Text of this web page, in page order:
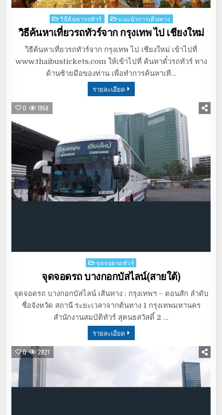
Posted
in
วิธีค้นหารถทัวร์ แนะนำการเดินทาง
วิธีค้นหาเที่ยวรถทัวร์จาก กรุงเทพ ไป เชียงใหม่
วิธีค้นหาเที่ยวรถทัวร์จาก กรุงเทพ ไป เชียงใหม่ เข้าไปที่
www.thaibustickets.com ให้เข้าไปที่ ค้นหาตั๋วรถทัวร์ ทาง
ด้านซ้ายมือของท่าน เพื่อทำการค้นหาเที…
รายละเอียด
0 1958
Posted
in
จุดจอดรถทัวร์
จุดจอดรถ บางกอกบัสไลน์(สายใต้)
จุดจอดรถ บางกอกบัสไลน์ เส้นทาง : กรุงเทพฯ – ดอนสัก ลำดับ
ชื่อจังหวัด สถานี ระยะเวลาจากต้นทาง 1 กรุงเทพมหานคร
สำนักงานสมบัติทัวร์ สุคนธสวัสดิ์ 2 …
รายละเอียด
0 2821